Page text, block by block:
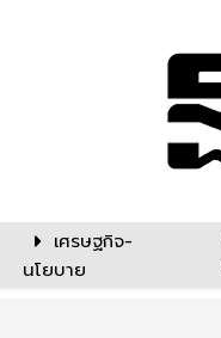
เศรษฐกิจ-
นโยบาย